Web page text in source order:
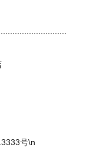
号\n